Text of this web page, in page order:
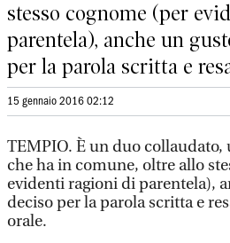
stesso cognome (per
parentela), anche un
per la parola scritta e
15 gennaio 2016 02:12
TEMPIO. È un duo collaudato,
che ha in comune, oltre allo
evidenti ragioni di parentela),
deciso per la parola scritta e
orale.